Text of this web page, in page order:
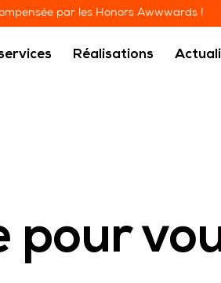
par les Honors Awwwards !
Branding
Réalisations
pour